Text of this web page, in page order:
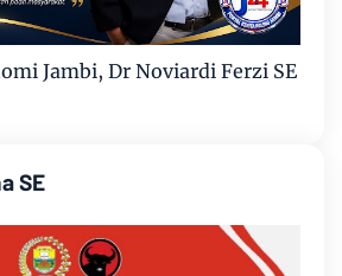
Jambi, Dr Noviardi Ferzi SE
SE